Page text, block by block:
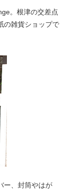
。根津の交差点
の雑貨ショップで
ー、封筒やはが